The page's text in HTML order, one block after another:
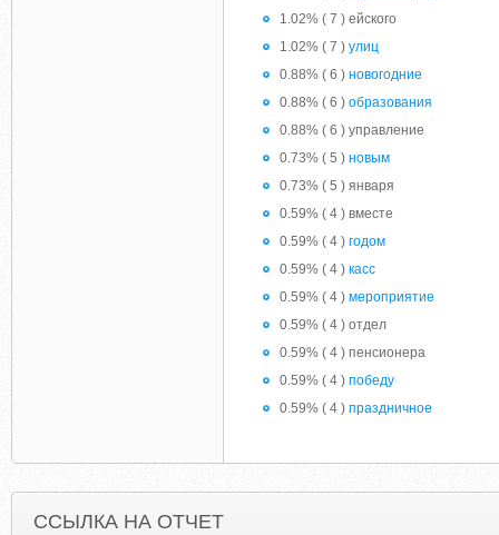
1.02% ( 7 ) ейского
1.02% ( 7 ) улиц
0.88% ( 6 ) новогодние
0.88% ( 6 ) образования
0.88% ( 6 ) управление
0.73% ( 5 ) новым
0.73% ( 5 ) января
0.59% ( 4 ) вместе
0.59% ( 4 ) годом
0.59% ( 4 ) касс
0.59% ( 4 ) мероприятие
0.59% ( 4 ) отдел
0.59% ( 4 ) пенсионера
0.59% ( 4 ) победу
0.59% ( 4 ) праздничное
ССЫЛКА НА ОТЧЕТ